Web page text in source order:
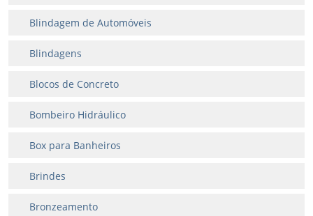
Blindagem de Automóveis
Blindagens
Blocos de Concreto
Bombeiro Hidráulico
Box para Banheiros
Brindes
Bronzeamento